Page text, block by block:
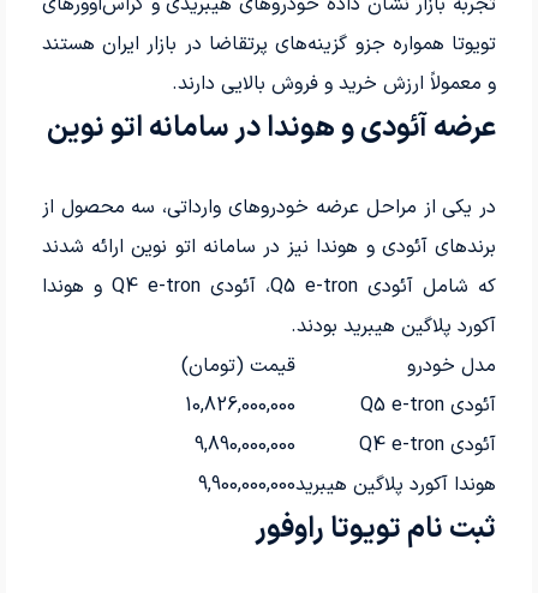
تویوتا همواره جزو گزینه‌های پرتقاضا در بازار ایران هستند
و معمولاً ارزش خرید و فروش بالایی دارند.
عرضه آئودی و هوندا در سامانه اتو نوین
در یکی از مراحل عرضه خودروهای وارداتی، سه محصول از
برندهای آئودی و هوندا نیز در سامانه اتو نوین ارائه شدند
که شامل آئودی Q5 e-tron، آئودی Q4 e-tron و هوندا
آکورد پلاگین هیبرید بودند.
مدل خودرو
قیمت (تومان)
آئودی Q5 e-tron
10,826,000,000
آئودی Q4 e-tron
9,890,000,000
هوندا آکورد پلاگین هیبرید9,900,000,000
ثبت نام تویوتا راوفور